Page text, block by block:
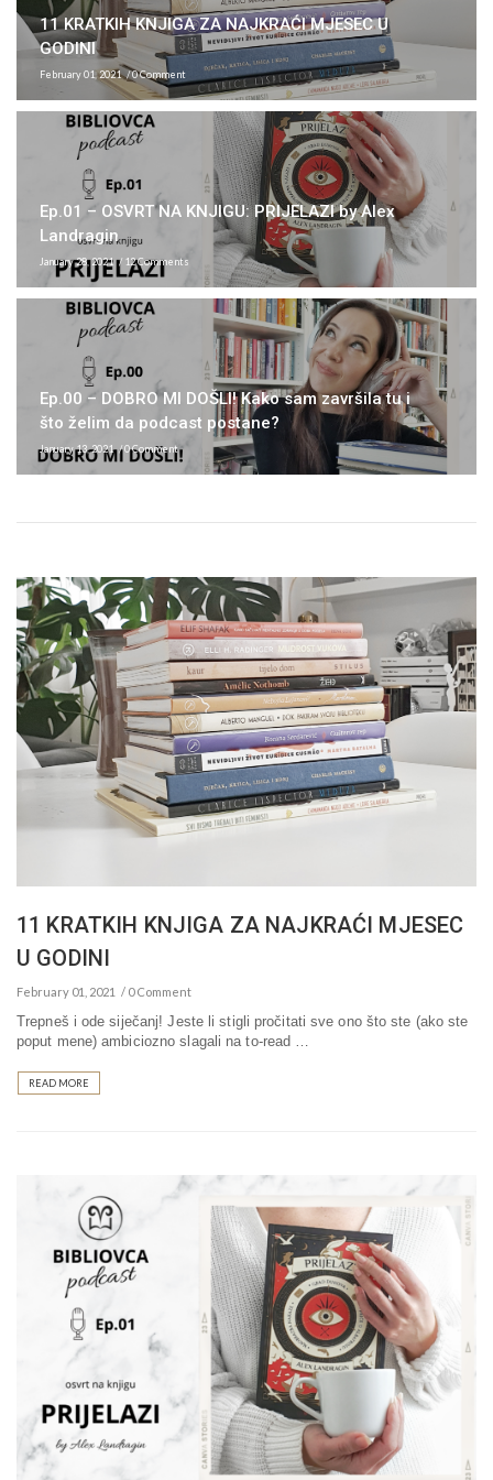
11 KRATKIH KNJIGA ZA NAJKRAĆI MJESEC U
GODINI
February 01, 2021 0 Comment
Ep.01 – OSVRT NA KNJIGU: PRIJELAZI by Alex
Landragin
January 28, 2021 12 Comments
Ep.00 – DOBRO MI DOŠLI! Kako sam završila tu i
što želim da podcast postane?
January 13, 2021 0 Comment
11 KRATKIH KNJIGA ZA NAJKRAĆI MJESEC
U GODINI
February 01, 2021 0 Comment
Trepneš i ode siječanj! Jeste li stigli pročitati sve ono što ste (ako ste
poput mene) ambiciozno slagali na to-read …
READ MORE